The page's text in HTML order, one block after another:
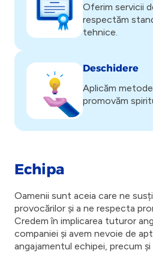
Oferim servicii
respectăm
tehnice.
Deschidere
Aplicăm
promovăm
Echipa
Oamenii sunt aceia care ne
provocărilor și a ne respecta
Credem în implicarea tuturor
companiei și avem nevoie de
angajamentul echipei, precum și